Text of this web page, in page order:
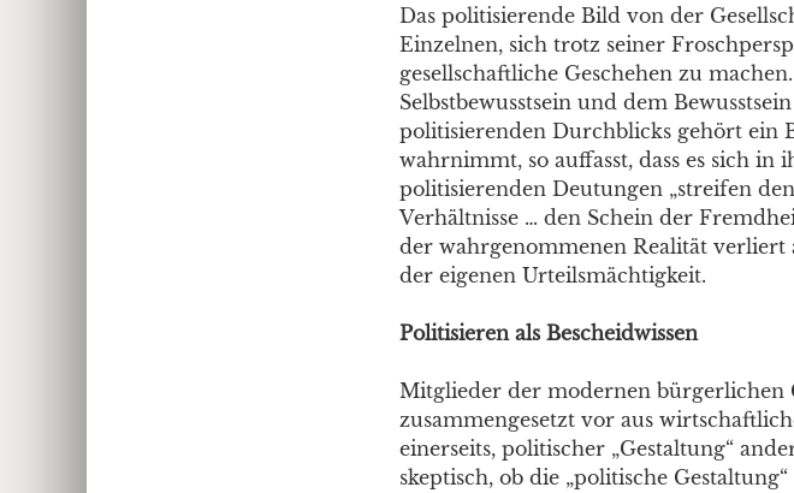
Das politisierende Bild von der
Einzelnen, sich trotz seiner
gesellschaftliche Geschehen zu
Selbstbewusstsein und dem
politisierenden Durchblicks gehört ein
wahrnimmt, so auffasst, dass es sich
politisierenden Deutungen „streifen
Verhältnisse … den Schein der
der wahrgenommenen Realität verliert
der eigenen Urteilsmächtigkeit.
Politisieren als Bescheidwissen
Mitglieder der modernen bürgerlichen
zusammengesetzt vor aus
einerseits, politischer „Gestaltung“
skeptisch, ob die „politische